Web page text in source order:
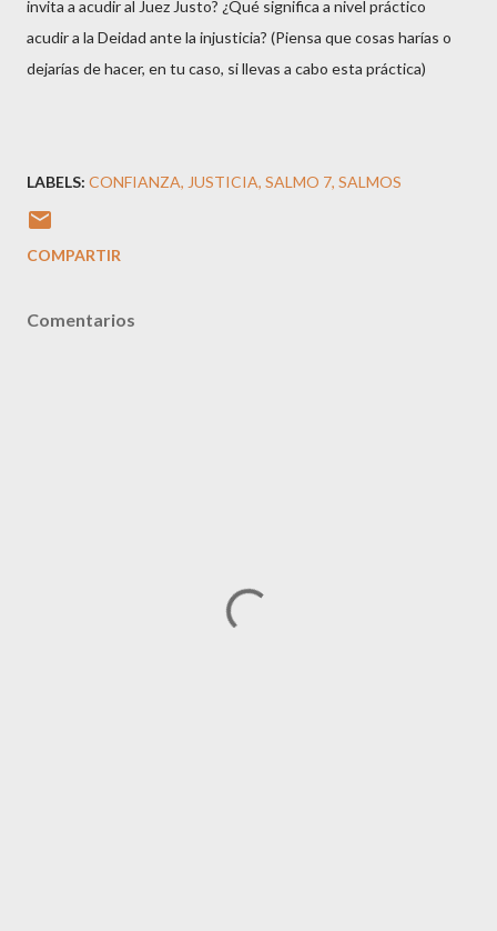
invita a acudir al Juez Justo? ¿Qué significa a nivel práctico
acudir a la Deidad ante la injusticia? (Piensa que cosas harías o
dejarías de hacer, en tu caso, si llevas a cabo esta práctica)
LABELS: CONFIANZA JUSTICIA SALMO 7 SALMOS
COMPARTIR
Comentarios